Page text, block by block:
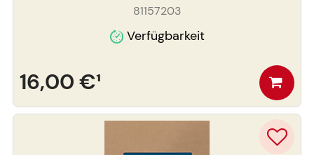
81157203
Verfügbarkeit
16,00 €¹